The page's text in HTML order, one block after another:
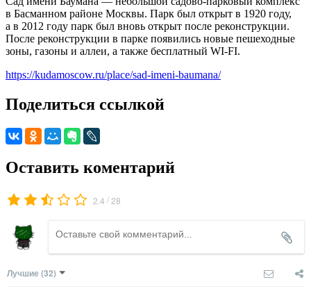
в Басманном районе Москвы. Парк был открыт в 1920 году,
а в 2012 году парк был вновь открыт после реконструкции.
После реконструкции в парке появились новые пешеходные
зоны, газоны и аллеи, а также бесплатный WI-FI.
https://kudamoscow.ru/place/sad-imeni-baumana/
Поделиться ссылкой
Оставить коментарий
2.4 /28
Лучшие (32)